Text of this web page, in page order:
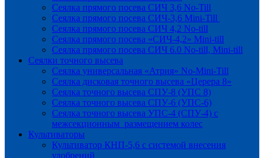
Сеялка прямого посева СИЧ 3,6 No-Till
Сеялка прямого посева СИЧ-3,6 Mini-Till
Сеялка прямого посева СИЧ 4,2 No-till
Сеялка прямого посева «СИЧ-4,2» Mini-till
Сеялка прямого посева СИЧ 6.0 No-till, Mini-till
Сеялки точного высева
Сеялка универсальная «Атрия» No-Mini-Till
Сеялка дисковая точного высева «Церера 8»
Сеялка точного высева СПУ-8 (УПС 8)
Сеялка точного высева СПУ-6 (УПС-6)
Сеялка точного высева УПС-4 (СПУ-4) с
межсекционным размещением колес
Культиваторы
Культиватор КНП-5,6 с системой внесения
удобрений